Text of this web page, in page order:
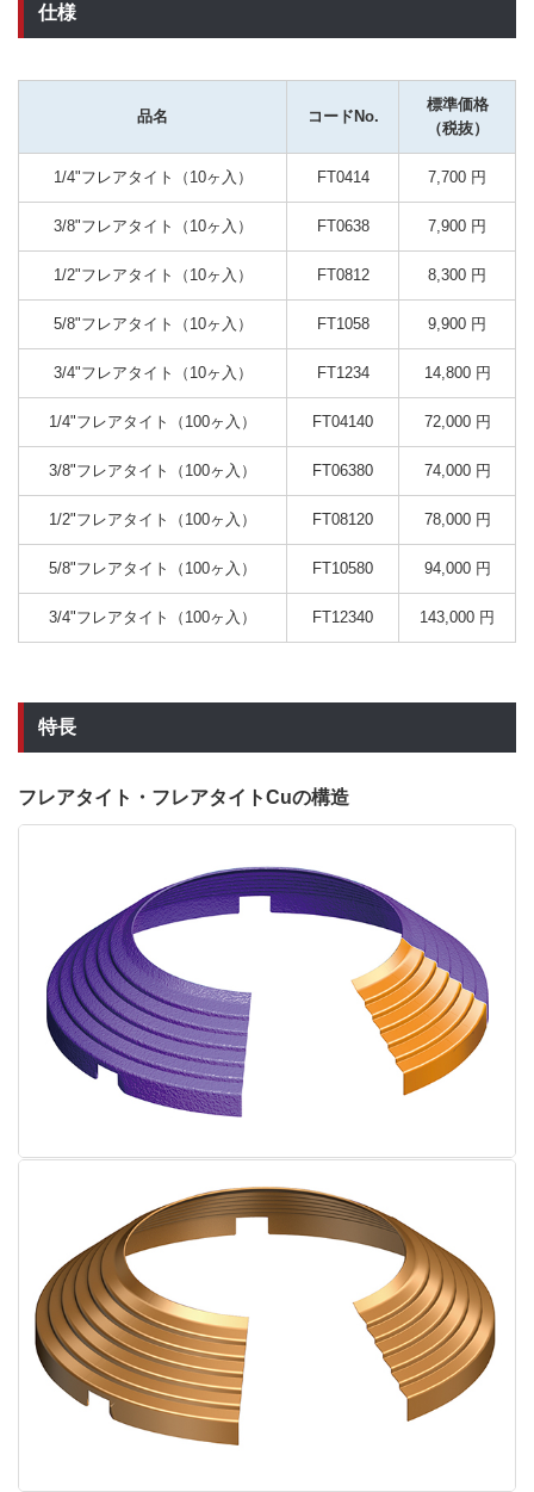
仕様
品名 コードNo.
標準価格
（税抜）
1/4"フレアタイト（10ヶ入） FT0414 7,700 円
3/8"フレアタイト（10ヶ入） FT0638 7,900 円
1/2"フレアタイト（10ヶ入） FT0812 8,300 円
5/8"フレアタイト（10ヶ入） FT1058 9,900 円
3/4"フレアタイト（10ヶ入） FT1234 14,800 円
1/4"フレアタイト（100ヶ入） FT04140 72,000 円
3/8"フレアタイト（100ヶ入） FT06380 74,000 円
1/2"フレアタイト（100ヶ入） FT08120 78,000 円
5/8"フレアタイト（100ヶ入） FT10580 94,000 円
3/4"フレアタイト（100ヶ入） FT12340 143,000 円
特長
フレアタイト・フレアタイトCuの構造